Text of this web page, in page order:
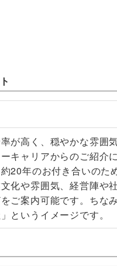
が高く、穏やかな雰囲
キャリアからのご紹介
20年のお付き合いのた
化や雰囲気、経営陣や
ご案内可能です。ちな
というイメージです。